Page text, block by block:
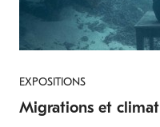
EXPOSITIONS
Migrations et climat